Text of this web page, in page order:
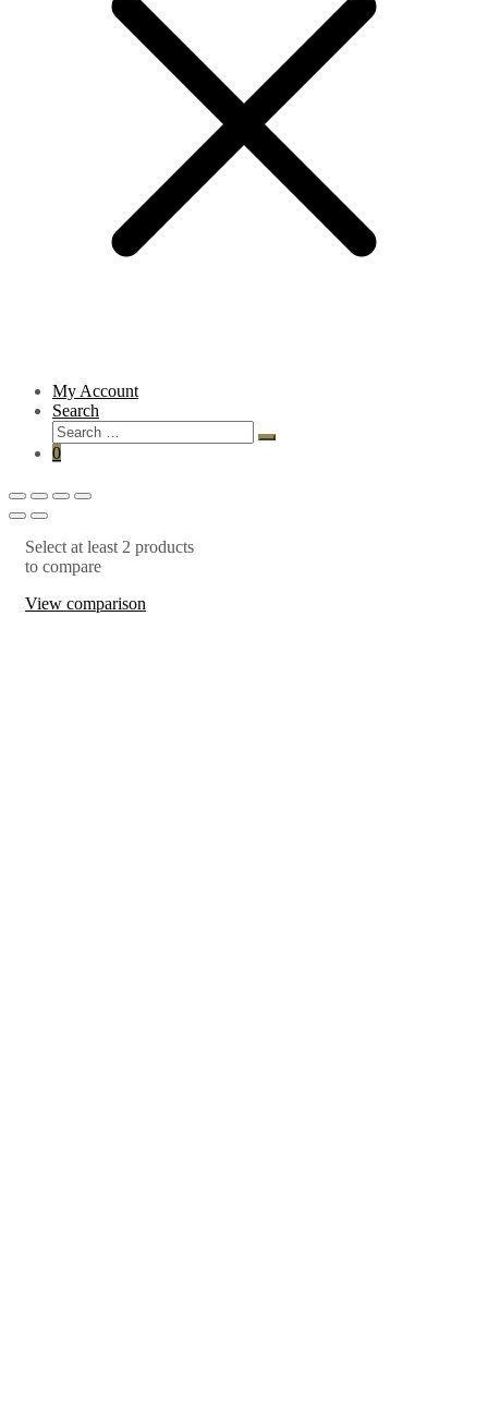
My Account
Search
0
Select at least 2 products
to compare
View comparison